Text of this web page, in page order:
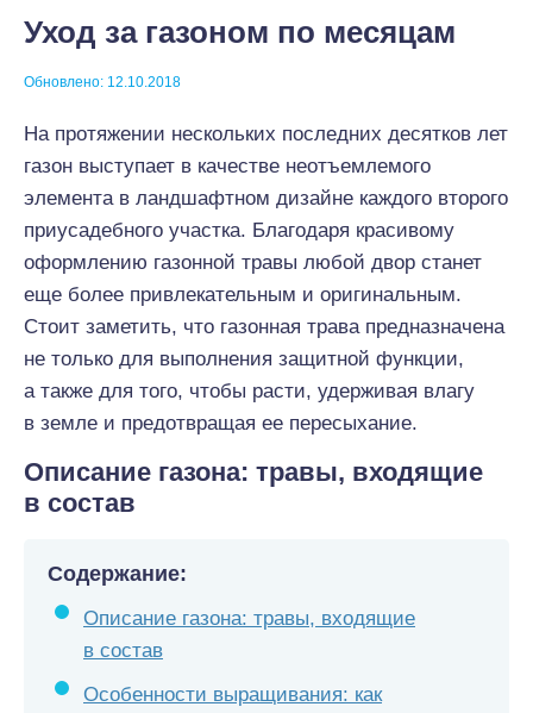
Уход за газоном по месяцам
Обновлено: 12.10.2018
На протяжении нескольких последних десятков лет
газон выступает в качестве неотъемлемого
элемента в ландшафтном дизайне каждого второго
приусадебного участка. Благодаря красивому
оформлению газонной травы любой двор станет
еще более привлекательным и оригинальным.
Стоит заметить, что газонная трава предназначена
не только для выполнения защитной функции,
а также для того, чтобы расти, удерживая влагу
в земле и предотвращая ее пересыхание.
Описание газона: травы, входящие
в состав
Содержание:
Описание газона: травы, входящие
в состав
Особенности выращивания: как